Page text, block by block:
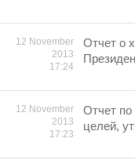
12 November
2013
17:24
Отчет о
12 November
2013
17:23
Отчет
целей,